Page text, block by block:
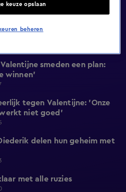
smeden een plan:
winnen'
tegen Valentijne: 'Onze
niet goed'
delen hun geheim met
met alle ruzies
keuze opslaan
beheren